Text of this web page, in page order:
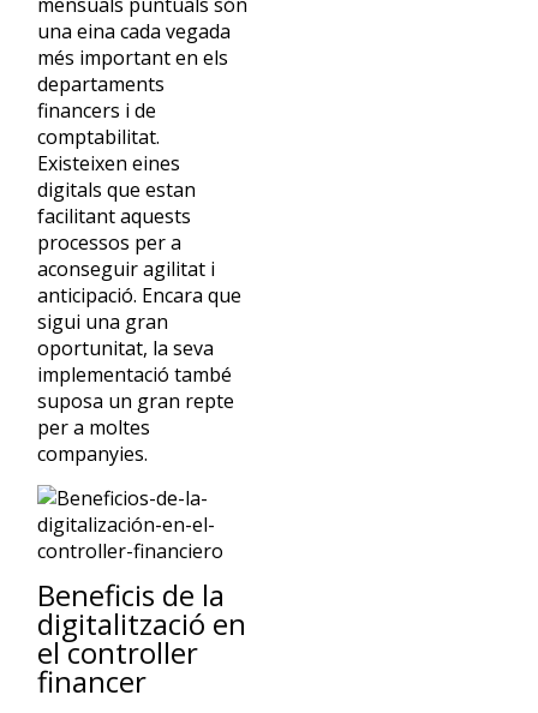
una eina cada vegada
més important en els
departaments
financers i de
comptabilitat.
Existeixen eines
digitals que estan
facilitant aquests
processos per a
aconseguir agilitat i
anticipació. Encara que
sigui una gran
oportunitat, la seva
implementació també
suposa un gran repte
per a moltes
companyies.
Beneficis de la
digitalització en
el controller
financer